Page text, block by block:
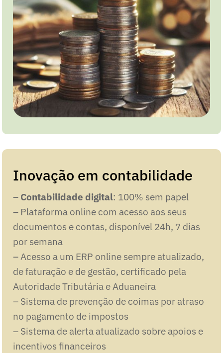
Inovação em contabilidade
– Contabilidade digital: 100% sem papel
– Plataforma online com acesso aos seus
documentos e contas, disponível 24h, 7 dias
por semana
– Acesso a um ERP online sempre atualizado,
de faturação e de gestão, certificado pela
Autoridade Tributária e Aduaneira
– Sistema de prevenção de coimas por atraso
no pagamento de impostos
– Sistema de alerta atualizado sobre apoios e
incentivos financeiros